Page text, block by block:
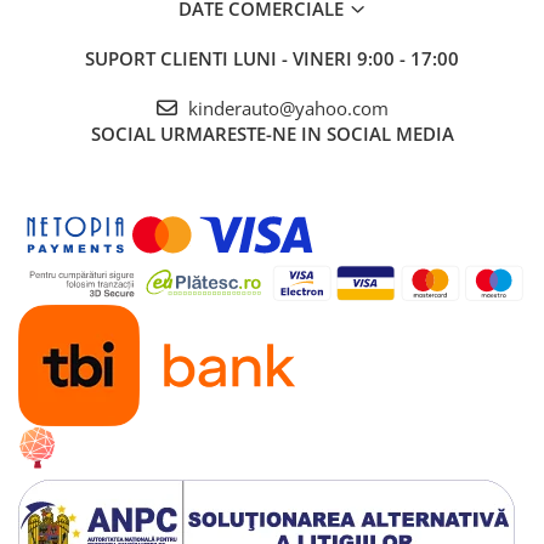
OprireLENTApentru confortul copilului
Volan multifunctional cu claxon si comenzi
muzica
inainte/inapoi
Faruri si Stop-uri cuLED
Compoartiment depozitare spate
Music player echipat cu
port USB si CARD minSD
Produsul include
CONTROL PARENTALprin telecomanda de la
distanta
3 nivele de viteza selectabile din telecomanda
Masinuta mai poate fi ghidata manual de catre
copil
Volan echipat cu butoane pentru activare efecte
DATE COMERCIALE
SUPORT CLIENTI LUNI - VINERI 9:00 - 17:00
kinderauto@yahoo.com
SOCIAL URMARESTE-NE IN SOCIAL MEDIA